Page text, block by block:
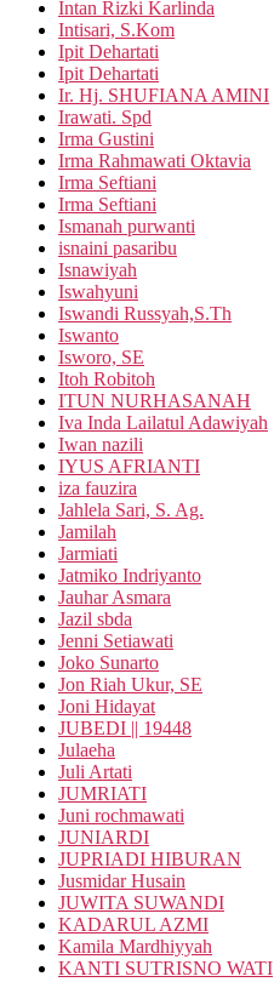
Intan Rizki Karlinda
Intisari, S.Kom
Ipit Dehartati
Ipit Dehartati
Ir. Hj. SHUFIANA AMINI
Irawati. Spd
Irma Gustini
Irma Rahmawati Oktavia
Irma Seftiani
Irma Seftiani
Ismanah purwanti
isnaini pasaribu
Isnawiyah
Iswahyuni
Iswandi Russyah,S.Th
Iswanto
Isworo, SE
Itoh Robitoh
ITUN NURHASANAH
Iva Inda Lailatul Adawiyah
Iwan nazili
IYUS AFRIANTI
iza fauzira
Jahlela Sari, S. Ag.
Jamilah
Jarmiati
Jatmiko Indriyanto
Jauhar Asmara
Jazil sbda
Jenni Setiawati
Joko Sunarto
Jon Riah Ukur, SE
Joni Hidayat
JUBEDI || 19448
Julaeha
Juli Artati
JUMRIATI
Juni rochmawati
JUNIARDI
JUPRIADI HIBURAN
Jusmidar Husain
JUWITA SUWANDI
KADARUL AZMI
Kamila Mardhiyyah
KANTI SUTRISNO WATI